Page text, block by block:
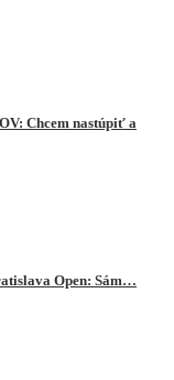
Chcem nastúpiť a
Open: Sám…